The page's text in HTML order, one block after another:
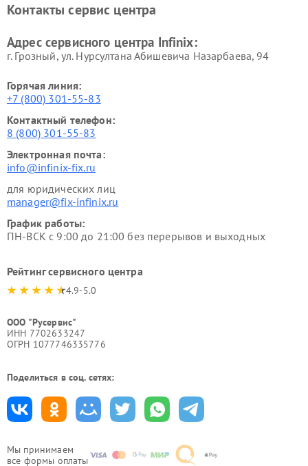
Мы принимаем
все формы оплаты
Контакты сервис центра
Адрес сервисного центра Infinix:
г. Грозный, ул. Нурсултана Абишевича Назарбаева, 94
Горячая линия:
+7 (800) 301-55-83
Контактный телефон:
8 (800) 301-55-83
Электронная почта:
info@infinix-fix.ru
для юридических лиц
manager@fix-infinix.ru
График работы:
ПН-ВСК с 9:00 до 21:00 без перерывов и выходных
Рейтинг сервисного центра
4.9-5.0
ООО "Русервис"
ИНН 7702633247
ОГРН 1077746335776
Поделиться в соц. сетях: